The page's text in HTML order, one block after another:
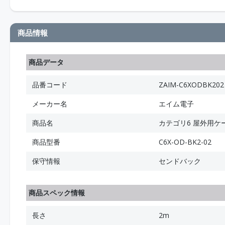
商品情報
商品データ
品番コード
ZAIM-C6XODBK202
メーカー名
エイム電子
商品名
カテゴリ6 屋外用ケ
商品型番
C6X-OD-BK2-02
保守情報
センドバック
商品スペック情報
長さ 2m